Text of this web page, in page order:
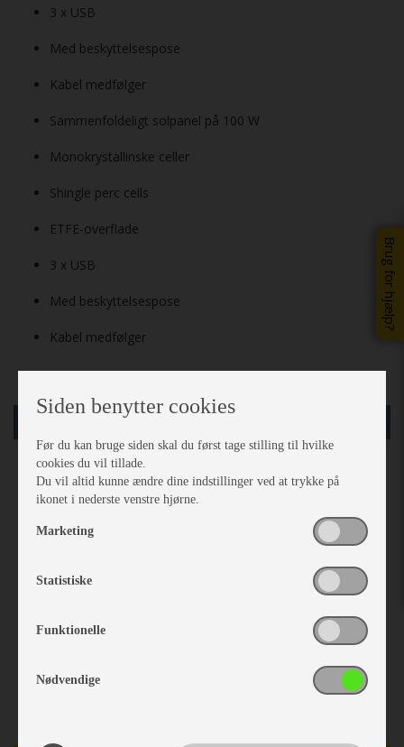
Brug for hjælp?
3 x USB
Med beskyttelsespose
Kabel medfølger
Sammenfoldeligt solpanel på 100 W
Monokrystallinske celler
Shingle perc cells
ETFE-overflade
3 x USB
Med beskyttelsespose
Kabel medfølger
Previous
Siden benytter cookies
Før du kan bruge siden skal du først tage stilling til hvilke
cookies du vil tillade.
Du vil altid kunne ændre dine indstillinger ved at trykke på
ikonet i nederste venstre hjørne.
Marketing
Statistiske
Funktionelle
Nødvendige